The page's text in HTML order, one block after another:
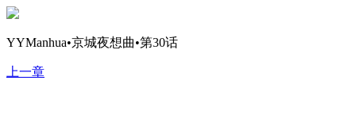
YYManhua•京城夜想曲•第30话
上一章